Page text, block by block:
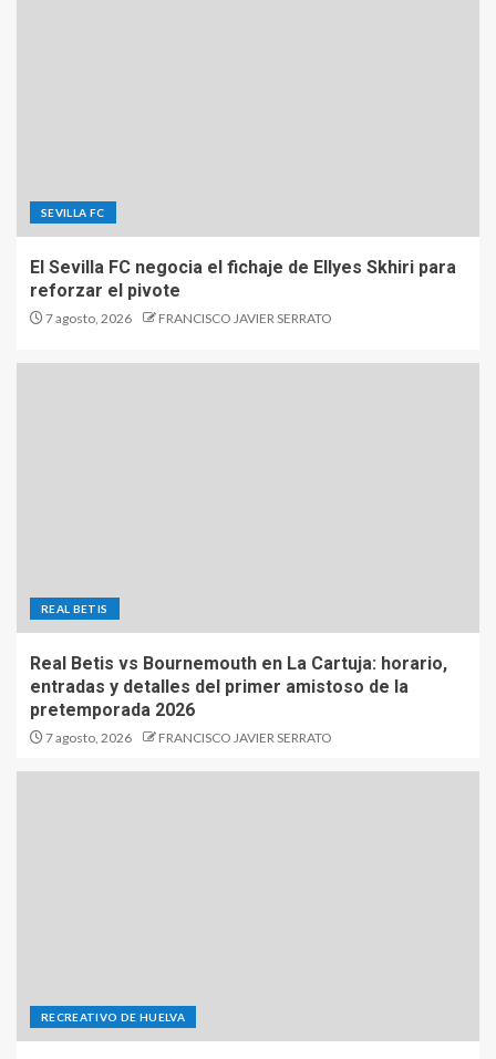
SEVILLA FC
El Sevilla FC negocia el fichaje de Ellyes Skhiri para
reforzar el pivote
7 agosto, 2026 FRANCISCO JAVIER SERRATO
REAL BETIS
Real Betis vs Bournemouth en La Cartuja: horario,
entradas y detalles del primer amistoso de la
pretemporada 2026
7 agosto, 2026 FRANCISCO JAVIER SERRATO
RECREATIVO DE HUELVA